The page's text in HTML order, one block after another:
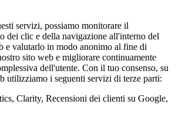
servizi, possiamo monitorare il
dei clic e della navigazione all'interno del
e valutarlo in modo anonimo al fine di
sito web e migliorare continuamente
dell'utente. Con il tuo consenso, su
utilizziamo i seguenti servizi di terze parti:
Clarity, Recensioni dei clienti su Google,